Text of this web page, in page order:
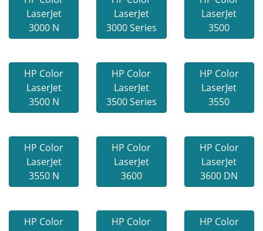
LaserJet
3000 N
LaserJet
3000 Series
LaserJet
3500
HP Color
LaserJet
3500 N
HP Color
LaserJet
3500 Series
HP Color
LaserJet
3550
HP Color
LaserJet
3550 N
HP Color
LaserJet
3600
HP Color
LaserJet
3600 DN
HP Color
HP Color
HP Color